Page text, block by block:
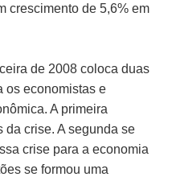
crescimento de 5,6% em
de 2008 coloca duas
os economistas e
A primeira
da crise. A segunda se
crise para a economia
se formou uma